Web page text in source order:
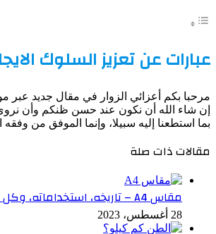
عبارات عن تعزيز السلوك
مرحبا بكم أعزائي الزوار في مقال جديد عبر
إن شاء الله أن نكون عند حسن ظنكم وأن
بما استطعنا إليه سبيلا، وإنما الموفق من وفقه
مقالات ذات صلة
مقاس A4 – تاريخه، استخداماته، وكل ما تحتاج معرفته
28 أغسطس، 2023